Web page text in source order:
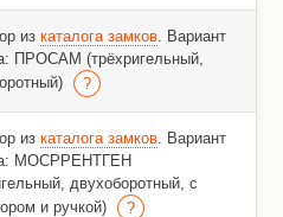
из каталога замков. Вариант
ПРОСАМ (трёхригельный,
из каталога замков. Вариант
МОСРРЕНТГЕН
двухоборотный, с
и ручкой)